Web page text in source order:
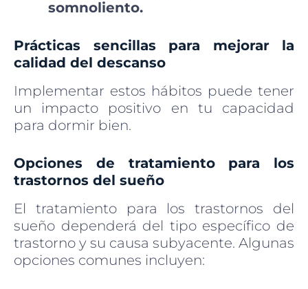
somnoliento.
Prácticas sencillas para mejorar la
calidad del descanso
Implementar estos hábitos puede tener
un impacto positivo en tu capacidad
para dormir bien.
Opciones de tratamiento para los
trastornos del sueño
El tratamiento para los trastornos del
sueño dependerá del tipo específico de
trastorno y su causa subyacente. Algunas
opciones comunes incluyen: